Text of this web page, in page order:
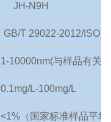
JH-N9H
GB/T 29022-2012/ISO
1-10000nm(与样品有关
0.1mg/L-100mg/L
<1%（国家标准样品平均